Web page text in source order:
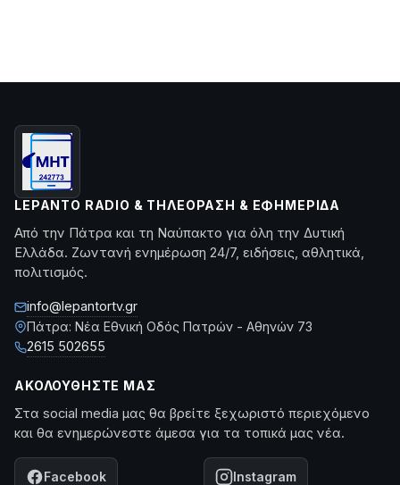
LEPANTO RADIO & ΤΗΛΕΌΡΑΣΗ & ΕΦΗΜΕΡΊΔΑ
Από την Πάτρα και τη Ναύπακτο για όλη την Δυτική
Ελλάδα. Ζωντανή ενημέρωση 24/7, ειδήσεις, αθλητικά,
πολιτισμός.
info@lepantortv.gr
Πάτρα: Νέα Εθνική Οδός Πατρών - Αθηνών 73
2615 502655
ΑΚΟΛΟΥΘΉΣΤΕ ΜΑΣ
Στα social media μας θα βρείτε ξεχωριστό περιεχόμενο
και θα ενημερώνεστε άμεσα για τα τοπικά μας νέα.
Facebook Instagram